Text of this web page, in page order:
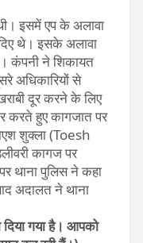
इसमें एप के अलावा
थे। इसके अलावा
कंपनी ने शिकायत
अधिकारियों से
दूर करने के लिए
करते हुए कागजात पर
शुक्ला (Toesh
कागज पर
थाना पुलिस ने कहा
अदालत ने थाना
गया है। आपको